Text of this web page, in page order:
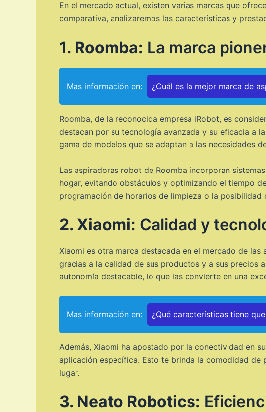
En el mercado actual, existen varias marcas que
comparativa, analizaremos las características y
1. Roomba: La marca
Mas información en: ¿Cuál es la mejor marca de
Roomba, de la reconocida empresa iRobot, es
destacan por su tecnología avanzada y su eficacia a
gama de modelos que se adaptan a las necesidades
Las aspiradoras robot de Roomba incorporan
hogar, evitando obstáculos y optimizando el tiempo
programación de horarios de limpieza o la
2. Xiaomi: Calidad y
Xiaomi es otra marca destacada en el mercado de
gracias a la calidad de sus productos y a sus precios
autonomía destacable, lo que las convierte en una
Mas información en: ¿Qué características tiene
Además, Xiaomi ha apostado por la conectividad en
aplicación específica. Esto te brinda la comodidad
lugar.
3. Neato Robotics: